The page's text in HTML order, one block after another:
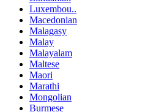
Luxembou..
Macedonian
Malagasy
Malay
Malayalam
Maltese
Maori
Marathi
Mongolian
Burmese